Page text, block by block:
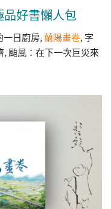
好書懶人包
一日廚房,蘭陽畫卷, 字
, 颱風：在下一次巨災來